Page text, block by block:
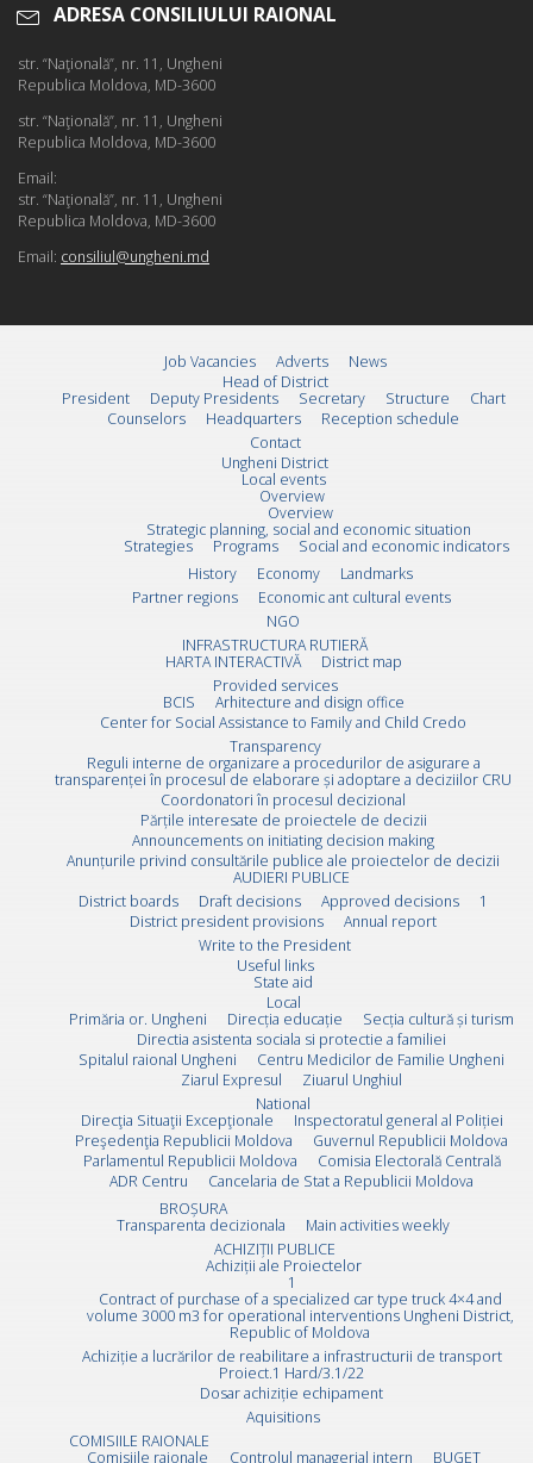
ADRESA CONSILIULUI RAIONAL
str. “Naţională”, nr. 11, Ungheni
Republica Moldova, MD-3600
str. “Naţională”, nr. 11, Ungheni
Republica Moldova, MD-3600
Email:
str. “Naţională”, nr. 11, Ungheni
Republica Moldova, MD-3600
Email: consiliul@ungheni.md
Job Vacancies Adverts
News
Head of District
President
Deputy Presidents Secretary Structure
Chart
Counselors
Headquarters
Reception schedule
Contact
Ungheni District
Local events
Overview
Overview
Strategic planning, social and economic situation
Strategies
Programs
Social and economic indicators
History
Economy
Landmarks
Partner regions
Economic ant cultural events
NGO
INFRASTRUCTURA RUTIERĂ
HARTA INTERACTIVĂ
District map
Provided services
BCIS
Arhitecture and disign office
Center for Social Assistance to Family and Child Credo
Transparency
Reguli interne de organizare a procedurilor de asigurare a
transparenței în procesul de elaborare și adoptare a deciziilor CRU
Coordonatori în procesul decizional
Părțile interesate de proiectele de decizii
Announcements on initiating decision making
Anunțurile privind consultările publice ale proiectelor de decizii
AUDIERI PUBLICE
District boards
Draft decisions Approved decisions
1
District president provisions
Annual report
Write to the President
Useful links
State aid
Local
Primăria or. Ungheni
Direcția educație
Secția cultură și turism
Directia asistenta sociala si protectie a familiei
Spitalul raional Ungheni
Centru Medicilor de Familie Ungheni
Ziarul Expresul
Ziuarul Unghiul
National
Direcţia Situaţii Excepţionale
Inspectoratul general al Poliției
Preşedenţia Republicii Moldova
Guvernul Republicii Moldova
Parlamentul Republicii Moldova
Comisia Electorală Centrală
ADR Centru
Cancelaria de Stat a Republicii Moldova
BROȘURA
Transparenta decizionala
Main activities weekly
ACHIZIȚII PUBLICE
Achiziții ale Proiectelor
1
Contract of purchase of a specialized car type truck 4×4 and
volume 3000 m3 for operational interventions Ungheni District,
Republic of Moldova
Achiziție a lucrărilor de reabilitare a infrastructurii de transport
Proiect.1 Hard/3.1/22
Dosar achiziție echipament
Aquisitions
COMISIILE RAIONALE
Comisiile raionale
Controlul managerial intern BUGET